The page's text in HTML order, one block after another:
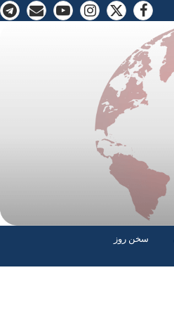
سخن روز